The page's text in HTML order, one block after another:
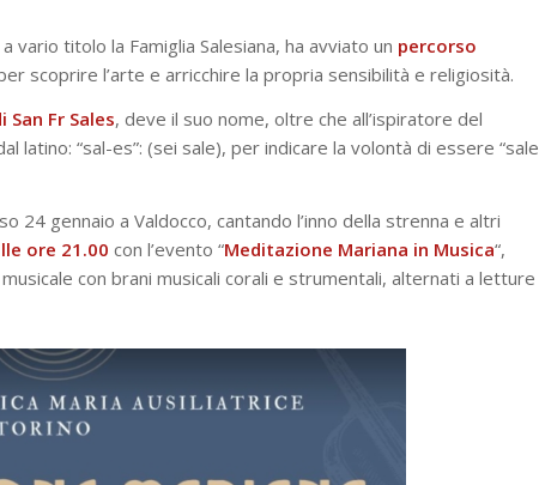
vario titolo la Famiglia Salesiana, ha avviato un percorso
scoprire l’arte e arricchire la propria sensibilità e religiosità.
San Fr Sales, deve il suo nome, oltre che all’ispiratore del
latino: “sal-es”: (sei sale), per indicare la volontà di essere “sale
24 gennaio a Valdocco, cantando l’inno della strenna e altri
ore 21.00 con l’evento “Meditazione Mariana in Musica“,
con brani musicali corali e strumentali, alternati a letture